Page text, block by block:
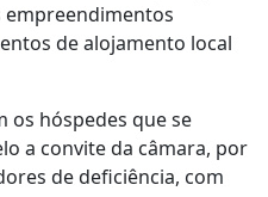
de alojamento local
os hóspedes que se
a convite da câmara, por
de deficiência, com